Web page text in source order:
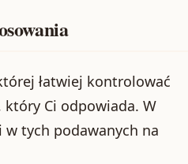
łatwiej kontrolować
który Ci odpowiada. W
w tych podawanych na